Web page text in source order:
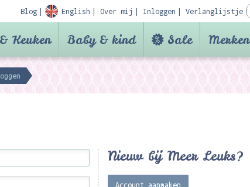
Blog English Over mij Inloggen Verlanglijstje
Keuken Baby & kind Sale Merken
Nieuw bij Meer Leuks?
Account aanmaken